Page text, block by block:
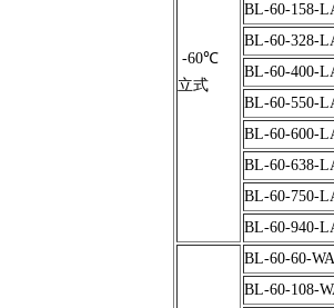
-60℃
立式
BL-60-158-
BL-60-328-
BL-60-400-
BL-60-550-
BL-60-600-
BL-60-638-
BL-60-750-
BL-60-940-
BL-60-60-WA
BL-60-108-